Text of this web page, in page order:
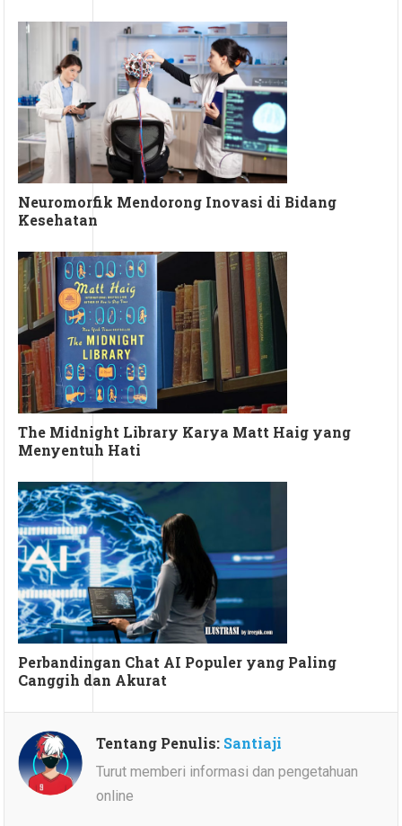
Neuromorfik Mendorong Inovasi di Bidang
Kesehatan
The Midnight Library Karya Matt Haig yang
Menyentuh Hati
Perbandingan Chat AI Populer yang Paling
Canggih dan Akurat
Tentang Penulis: Santiaji
Turut memberi informasi dan pengetahuan
online